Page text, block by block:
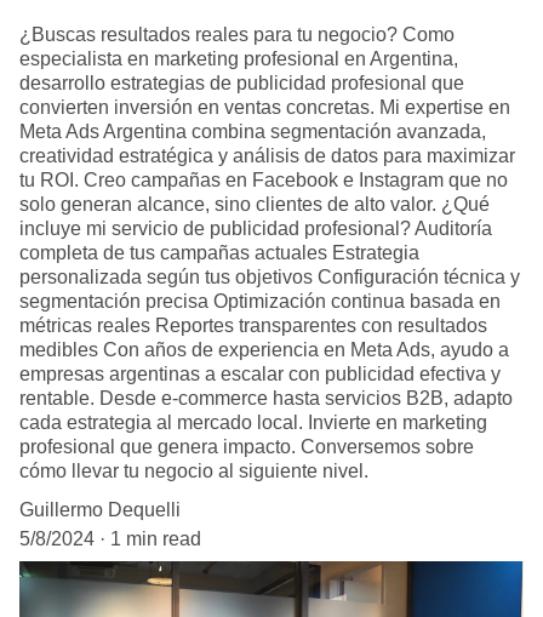
¿Buscas resultados reales para tu negocio? Como
especialista en marketing profesional en Argentina,
desarrollo estrategias de publicidad profesional que
convierten inversión en ventas concretas. Mi expertise en
Meta Ads Argentina combina segmentación avanzada,
creatividad estratégica y análisis de datos para maximizar
tu ROI. Creo campañas en Facebook e Instagram que no
solo generan alcance, sino clientes de alto valor. ¿Qué
incluye mi servicio de publicidad profesional? Auditoría
completa de tus campañas actuales Estrategia
personalizada según tus objetivos Configuración técnica y
segmentación precisa Optimización continua basada en
métricas reales Reportes transparentes con resultados
medibles Con años de experiencia en Meta Ads, ayudo a
empresas argentinas a escalar con publicidad efectiva y
rentable. Desde e-commerce hasta servicios B2B, adapto
cada estrategia al mercado local. Invierte en marketing
profesional que genera impacto. Conversemos sobre
cómo llevar tu negocio al siguiente nivel.
Guillermo Dequelli
5/8/2024
1 min read